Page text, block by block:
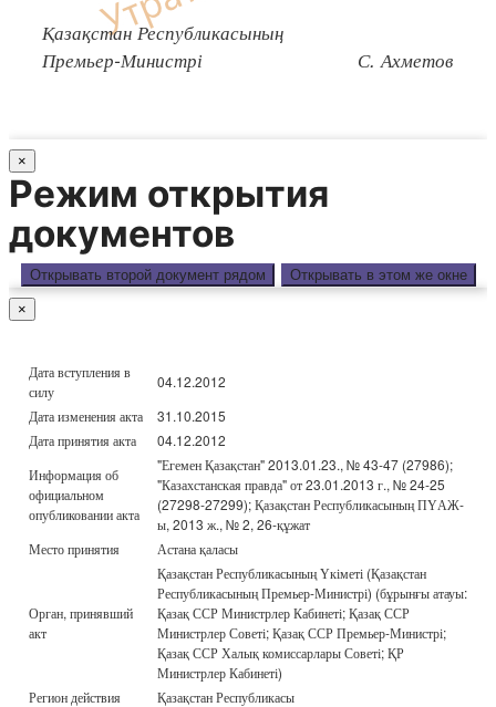
Қазақстан Республикасының
Премьер-Министрі С. Ахметов
×
Режим открытия
документов
Открывать второй документ рядом Открывать в этом же окне
×
Дата вступления в
силу
04.12.2012
Дата изменения акта
31.10.2015
Дата принятия акта
04.12.2012
Информация об
официальном
опубликовании акта
"Егемен Қазақстан" 2013.01.23., № 43-47 (27986);
"Казахстанская правда" от 23.01.2013 г., № 24-25
(27298-27299); Қазақстан Республикасының ПҮАЖ-
ы, 2013 ж., № 2, 26-құжат
Место принятия
Астана қаласы
Орган, принявший
акт
Қазақстан Республикасының Үкіметі (Қазақстан
Республикасының Премьер-Министрі) (бұрынғы атауы:
Қазақ ССР Министрлер Кабинеті; Қазақ ССР
Министрлер Советі; Қазақ ССР Премьер-Министрі;
Қазақ ССР Халық комиссарлары Советі; ҚР
Министрлер Кабинеті)
Регион действия
Қазақстан Республикасы